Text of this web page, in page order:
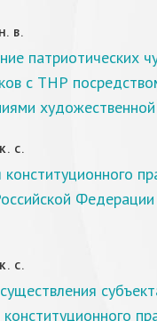
В.
патриотических
с ТНР
С.
конституционного
С.